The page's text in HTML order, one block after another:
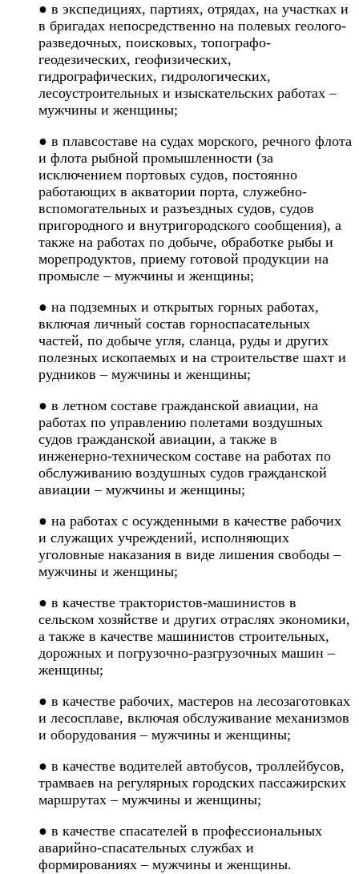
● в экспедициях, партиях, отрядах, на участках и
в бригадах непосредственно на полевых геолого-
разведочных, поисковых, топографо-
геодезических, геофизических,
гидрографических, гидрологических,
лесоустроительных и изыскательских работах –
мужчины и женщины;
● в плавсоставе на судах морского, речного флота
и флота рыбной промышленности (за
исключением портовых судов, постоянно
работающих в акватории порта, служебно-
вспомогательных и разъездных судов, судов
пригородного и внутригородского сообщения), а
также на работах по добыче, обработке рыбы и
морепродуктов, приему готовой продукции на
промысле – мужчины и женщины;
● на подземных и открытых горных работах,
включая личный состав горноспасательных
частей, по добыче угля, сланца, руды и других
полезных ископаемых и на строительстве шахт и
рудников – мужчины и женщины;
● в летном составе гражданской авиации, на
работах по управлению полетами воздушных
судов гражданской авиации, а также в
инженерно-техническом составе на работах по
обслуживанию воздушных судов гражданской
авиации – мужчины и женщины;
● на работах с осужденными в качестве рабочих
и служащих учреждений, исполняющих
уголовные наказания в виде лишения свободы –
мужчины и женщины;
● в качестве трактористов-машинистов в
сельском хозяйстве и других отраслях экономики,
а также в качестве машинистов строительных,
дорожных и погрузочно-разгрузочных машин –
женщины;
● в качестве рабочих, мастеров на лесозаготовках
и лесосплаве, включая обслуживание механизмов
и оборудования – мужчины и женщины;
● в качестве водителей автобусов, троллейбусов,
трамваев на регулярных городских пассажирских
маршрутах – мужчины и женщины;
● в качестве спасателей в профессиональных
аварийно-спасательных службах и
формированиях – мужчины и женщины.